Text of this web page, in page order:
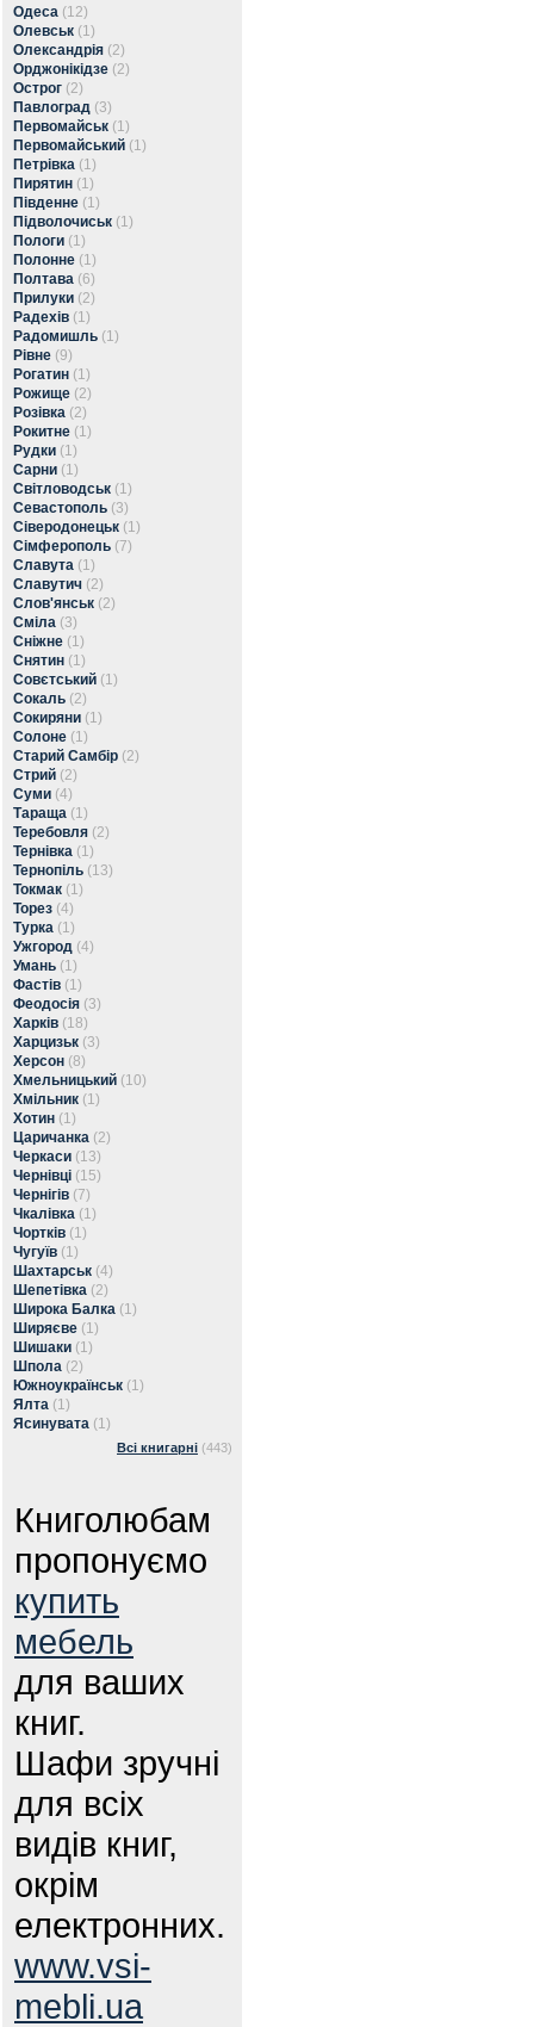
Одеса (12)
Олевськ (1)
Олександрія (2)
Орджонікідзе (2)
Острог (2)
Павлоград (3)
Первомайськ (1)
Первомайський (1)
Петрівка (1)
Пирятин (1)
Південне (1)
Підволочиськ (1)
Пологи (1)
Полонне (1)
Полтава (6)
Прилуки (2)
Радехів (1)
Радомишль (1)
Рівне (9)
Рогатин (1)
Рожище (2)
Розівка (2)
Рокитне (1)
Рудки (1)
Сарни (1)
Світловодськ (1)
Севастополь (3)
Сіверодонецьк (1)
Сімферополь (7)
Славута (1)
Славутич (2)
Слов'янськ (2)
Сміла (3)
Сніжне (1)
Снятин (1)
Совєтський (1)
Сокаль (2)
Сокиряни (1)
Солоне (1)
Старий Самбір (2)
Стрий (2)
Суми (4)
Тараща (1)
Теребовля (2)
Тернівка (1)
Тернопіль (13)
Токмак (1)
Торез (4)
Турка (1)
Ужгород (4)
Умань (1)
Фастів (1)
Феодосія (3)
Харків (18)
Харцизьк (3)
Херсон (8)
Хмельницький (10)
Хмільник (1)
Хотин (1)
Царичанка (2)
Черкаси (13)
Чернівці (15)
Чернігів (7)
Чкалівка (1)
Чортків (1)
Чугуїв (1)
Шахтарськ (4)
Шепетівка (2)
Широка Балка (1)
Ширяєве (1)
Шишаки (1)
Шпола (2)
Южноукраїнськ (1)
Ялта (1)
Ясинувата (1)
Всі книгарні (443)
Книголюбам
пропонуємо
купить
мебель
для ваших
книг.
Шафи зручні
для всіх
видів книг,
окрім
електронних.
www.vsi-
mebli.ua